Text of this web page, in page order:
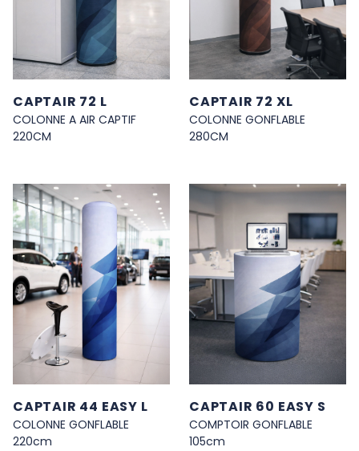
CAPTAIR 72 L
COLONNE A AIR CAPTIF
220CM
CAPTAIR 72 XL
COLONNE GONFLABLE
280CM
CAPTAIR 44 EASY L
COLONNE GONFLABLE
220cm
CAPTAIR 60 EASY S
COMPTOIR GONFLABLE
105cm